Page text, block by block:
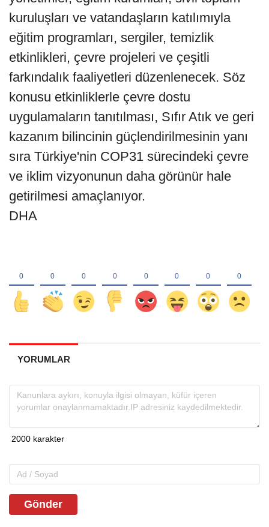
kuruluşları ve vatandaşların katılımıyla
eğitim programları, sergiler, temizlik
etkinlikleri, çevre projeleri ve çeşitli
farkındalık faaliyetleri düzenlenecek. Söz
konusu etkinliklerle çevre dostu
uygulamaların tanıtılması, Sıfır Atık ve geri
kazanım bilincinin güçlendirilmesinin yanı
sıra Türkiye'nin COP31 sürecindeki çevre
ve iklim vizyonunun daha görünür hale
getirilmesi amaçlanıyor.
DHA
YORUMLAR
Gönder